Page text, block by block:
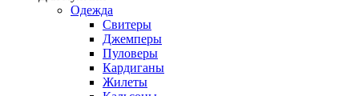
Одежда
Свитеры
Джемперы
Пуловеры
Кардиганы
Жилеты